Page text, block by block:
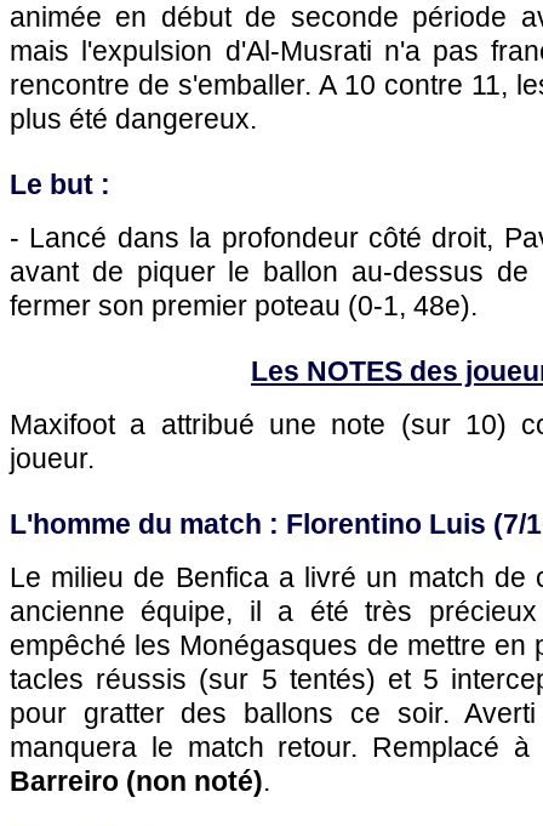
animée en début de seconde période
mais l'expulsion d'Al-Musrati n'a pas
rencontre de s'emballer. A 10 contre 11,
plus été dangereux.
Le but :
- Lancé dans la profondeur côté droit,
avant de piquer le ballon au-dessus de
fermer son premier poteau (0-1, 48e).
Les NOTES des
Maxifoot a attribué une note (sur 10)
joueur.
L'homme du match : Florentino Luis (7/
Le milieu de Benfica a livré un match de
ancienne équipe, il a été très
empêché les Monégasques de mettre en
tacles réussis (sur 5 tentés) et 5
pour gratter des ballons ce soir.
manquera le match retour. Remplacé
Barreiro (non noté).